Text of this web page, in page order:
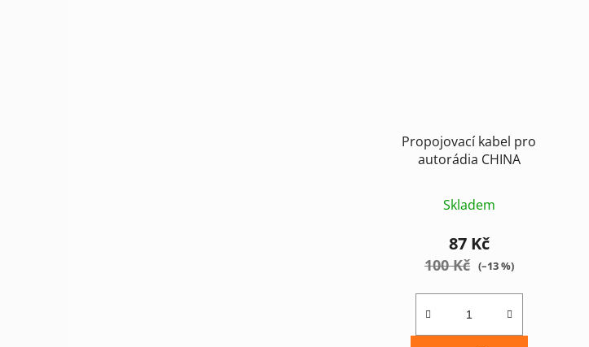
Propojovací kabel pro
autorádia CHINA
Skladem
87 Kč
100 Kč (–13 %)